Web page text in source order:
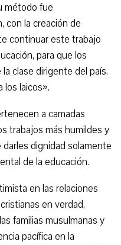
método fue
con la creación de
continuar este trabajo
para que los
clase dirigente del país.
los laicos».
a camadas
trabajos más humildes y
dignidad solamente
de la educación.
en las relaciones
en verdad,
familias musulmanas y
pacífica en la